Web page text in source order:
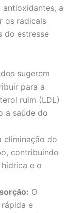
antioxidantes, a
os radicais
do estresse
sugerem
para a
ruim (LDL)
a saúde do
eliminação do
contribuindo
e o
O
e